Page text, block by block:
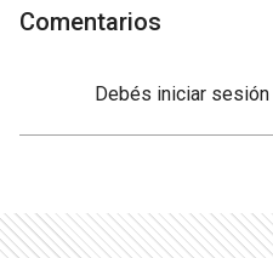
Comentarios
Debés iniciar sesión